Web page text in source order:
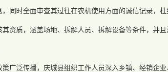
同时全面审查其过往在农机使用方面的诚信记录，
资质，涵盖场地、拆解人员、拆解设备等条件，并
广泛传播，庆城县组织工作人员深入乡镇、经销企